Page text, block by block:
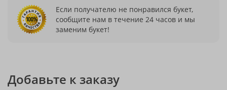
Если получателю не понравился букет,
сообщите нам в течение 24 часов и мы
заменим букет!
Добавьте к заказу